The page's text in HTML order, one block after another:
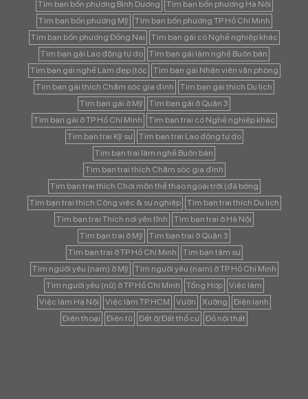
Tìm bạn bốn phương Bình Dương
Tìm bạn bốn phương Hà Nội
Tìm bạn bốn phương Mỹ
Tìm bạn bốn phương TP Hồ Chí Minh
Tìm bạn bốn phương Đồng Nai
Tìm bạn gái có Nghề nghiệp khác
Tìm bạn gái Lao động tự do
Tìm bạn gái làm nghề Buôn bán
Tìm bạn gái nghề Làm đẹp (tóc
Tìm bạn gái Nhân viên văn phòng
Tìm bạn gái thích Chăm sóc gia đình
Tìm bạn gái thích Du lịch
Tìm bạn gái ở Mỹ
Tìm bạn gái ở Quận 3
Tìm bạn gái ở TP Hồ Chí Minh
Tìm bạn trai có Nghề nghiệp khác
Tìm bạn trai Kỹ sư
Tìm bạn trai Lao động tự do
Tìm bạn trai làm nghề Buôn bán
Tìm bạn trai thích Chăm sóc gia đình
Tìm bạn trai thích Chơi môn thể thao ngoài trời (đá bóng
Tìm bạn trai thích Công việc & sự nghiệp
Tìm bạn trai thích Du lịch
Tìm bạn trai Thích nơi yên tĩnh
Tìm bạn trai ở Hà Nội
Tìm bạn trai ở Mỹ
Tìm bạn trai ở Quận 3
Tìm bạn trai ở TP Hồ Chí Minh
Tìm bạn tâm sự
Tìm người yêu (nam) ở Mỹ
Tìm người yêu (nam) ở TP Hồ Chí Minh
Tìm người yêu (nữ) ở TP Hồ Chí Minh
Tổng Hợp
Việc làm
Việc làm Hà Nội
Việc làm TP.HCM Vườn Xưởng
Điện lạnh
Điện thoại
Điện tử Đất ở/ Đất thổ cư Đồ nội thất